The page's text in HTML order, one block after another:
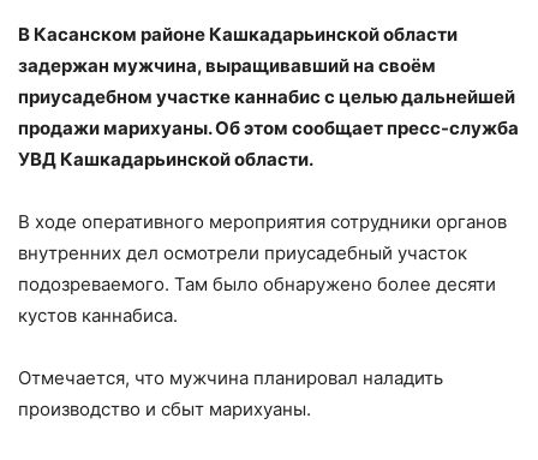
В Касанском районе Кашкадарьинской области
задержан мужчина, выращивавший на своём
приусадебном участке каннабис с целью дальнейшей
продажи марихуаны. Об этом сообщает пресс-служба
УВД Кашкадарьинской области.
В ходе оперативного мероприятия сотрудники органов
внутренних дел осмотрели приусадебный участок
подозреваемого. Там было обнаружено более десяти
кустов каннабиса.
Отмечается, что мужчина планировал наладить
производство и сбыт марихуаны.